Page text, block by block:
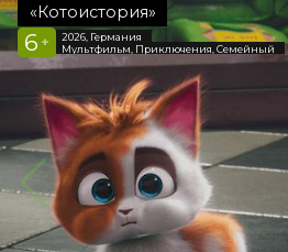
«Котоистория»
6 +
2026, Германия
Мультфильм, Приключения, Семейный